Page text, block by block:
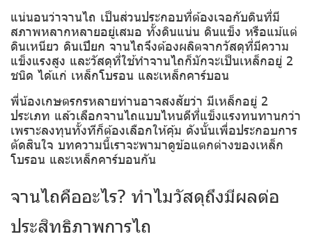
แน่นอนว่าจานไถ เป็นส่วนประกอบที่ต้องเจอกับดินที่มี
สภาพหลากหลายอยู่เสมอ ทั้งดินแน่น ดินแข็ง หรือแม้แต่
ดินเหนียว ดินเปียก จานไถจึงต้องผลิตจากวัสดุที่มีความ
แข็งแรงสูง และวัสดุที่ใช้ทำจานไถก็มักจะเป็นเหล็กอยู่ 2
ชนิด ได้แก่ เหล็กโบรอน และเหล็กคาร์บอน
พี่น้องเกษตรกรหลายท่านอาจสงสัยว่า มีเหล็กอยู่ 2
ประเภท แล้วเลือกจานไถแบบไหนดีที่แข็งแรงทนทานกว่า
เพราะลงทุนทั้งทีก็ต้องเลือกให้คุ้ม ดังนั้นเพื่อประกอบการ
ตัดสินใจ บทความนี้เราจะพามาดูข้อแตกต่างของเหล็ก
โบรอน และเหล็กคาร์บอนกัน
จานไถคืออะไร? ทำไมวัสดุถึงมีผลต่อ
ประสิทธิภาพการไถ